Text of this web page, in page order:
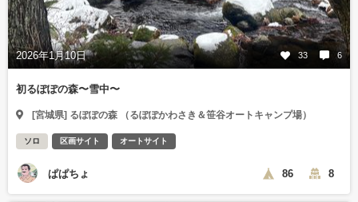
2026年1月10日 33 6
初るぽぽの森〜雪中〜
[宮城県] るぽぽの森 （るぽぽかわさき＆笹谷オートキャンプ場）
ソロ 区画サイト オートサイト
ぱぱちょ 86 8